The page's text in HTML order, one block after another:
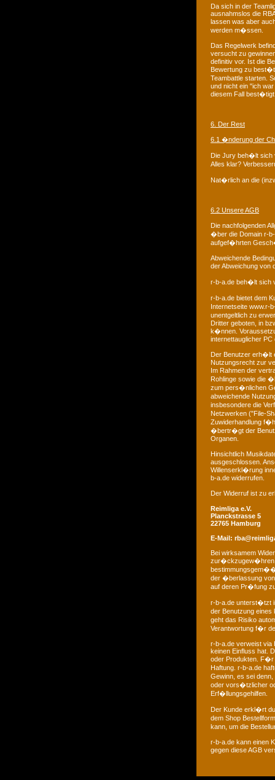
Da sich in der
ausnahmslos die
lassen was aber
werden m�ssen.
Das Regelwerk
versucht zu
definitiv vor. Ist die
Bewertung zu
Teambattle starten.
und nicht ein "ich
diesem Fall
6. Der Rest
6.1 �nderung der
Die Jury beh�lt sich
Alles klar?
Nat�rlich an die
6.2 Unsere AGB
Die nachfolgenden
�ber die Domain r-
aufgef�hrten
Abweichende
der Abweichung von
r-b-a.de beh�lt sich
r-b-a.de bietet dem
Internetseite www.r-
unentgeltlich zu
Dritter geboten, in
k�nnen.
internettauglicher
Der Benutzer erh�lt
Nutzungsrecht zur
Im Rahmen der
Rohlinge sowie die
zum pers�nlichen
abweichende
insbesondere die
Netzwerken ("File-
Zuwiderhandlung
�bertr�gt der
Organen.
Hinsichtlich
ausgeschlossen.
Willenserkl�rung
b-a.de widerrufen.
Der Widerruf ist zu
Reimliga e.V.
Planckstrasse 5
22765 Hamburg
E-Mail:
Bei wirksamem
zur�ckzugew�hren.
der �berlassung von
auf deren Pr�fung
r-b-a.de unterst�tzt
der Benutzung
geht das Risiko
Verantwortung f�r
r-b-a.de verweist via
keinen Einfluss hat.
oder Produkten. F�r
Haftung. r-b-a.de
Gewinn, es sei
oder vors�tzlicher
Erf�llungsgehilfen.
Der Kunde erkl�rt
dem Shop
kann, um die
r-b-a.de kann einen
gegen diese AGB